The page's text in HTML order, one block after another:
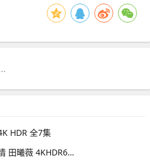
HDR 全7集
天才，女友 (2026)剧情 爱情 田曦薇 4KHDR60FPS 更新08集